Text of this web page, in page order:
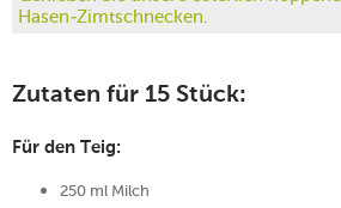
Hasen-Zimtschnecken.
Zutaten für 15 Stück:
Für den Teig:
250 ml Milch